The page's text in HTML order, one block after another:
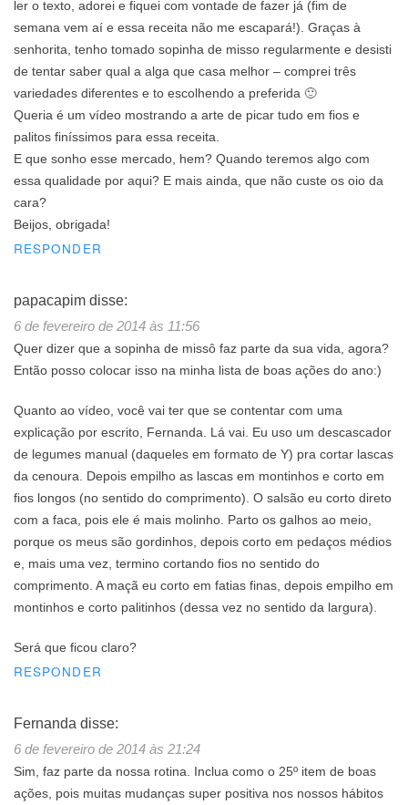
ler o texto, adorei e fiquei com vontade de fazer já (fim de
semana vem aí e essa receita não me escapará!). Graças à
senhorita, tenho tomado sopinha de misso regularmente e desisti
de tentar saber qual a alga que casa melhor – comprei três
variedades diferentes e to escolhendo a preferida 🙂
Queria é um vídeo mostrando a arte de picar tudo em fios e
palitos finíssimos para essa receita.
E que sonho esse mercado, hem? Quando teremos algo com
essa qualidade por aqui? E mais ainda, que não custe os oio da
cara?
Beijos, obrigada!
RESPONDER
papacapim disse:
6 de fevereiro de 2014 às 11:56
Quer dizer que a sopinha de missô faz parte da sua vida, agora?
Então posso colocar isso na minha lista de boas ações do ano:)
Quanto ao vídeo, você vai ter que se contentar com uma
explicação por escrito, Fernanda. Lá vai. Eu uso um descascador
de legumes manual (daqueles em formato de Y) pra cortar lascas
da cenoura. Depois empilho as lascas em montinhos e corto em
fios longos (no sentido do comprimento). O salsão eu corto direto
com a faca, pois ele é mais molinho. Parto os galhos ao meio,
porque os meus são gordinhos, depois corto em pedaços médios
e, mais uma vez, termino cortando fios no sentido do
comprimento. A maçã eu corto em fatias finas, depois empilho em
montinhos e corto palitinhos (dessa vez no sentido da largura).
Será que ficou claro?
RESPONDER
Fernanda disse:
6 de fevereiro de 2014 às 21:24
Sim, faz parte da nossa rotina. Inclua como o 25º item de boas
ações, pois muitas mudanças super positiva nos nossos hábitos